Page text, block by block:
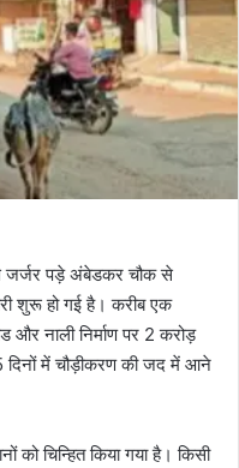
पड़े अंबेडकर चौक से
शुरू हो गई है। करीब एक
और नाली निर्माण पर 2 करोड़
में चौड़ीकरण की जद में आने
चिन्हित किया गया है। किसी